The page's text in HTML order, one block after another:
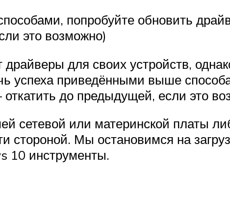
попробуйте обновить
это возможно)
для своих устройств,
успеха приведёнными выше
до предыдущей, если это
сетевой или материнской платы
Мы остановимся на
10 инструменты.